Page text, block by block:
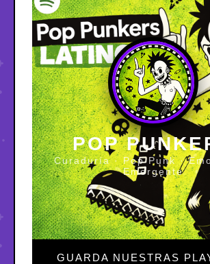
POP
Curaduría · Pop Punk · Emo
Emergente
GUARDA NUESTRAS